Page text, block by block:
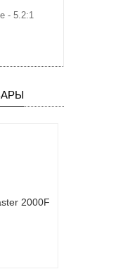
- 5.2:1
2000F